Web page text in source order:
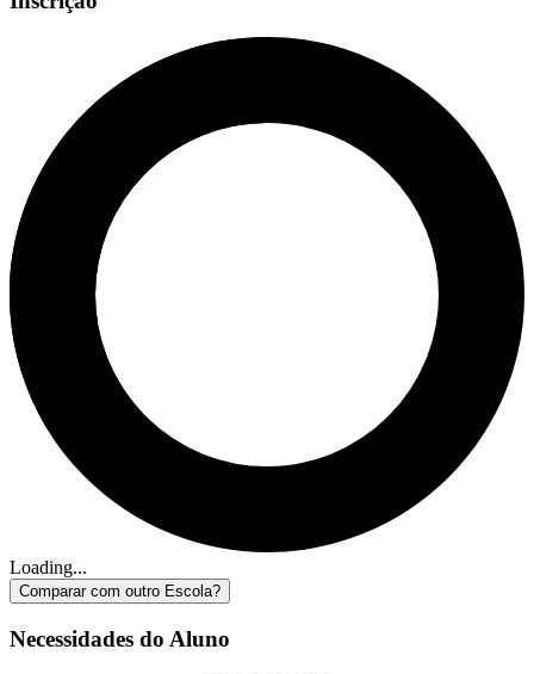
Loading...
Comparar com outro Escola?
Necessidades do Aluno